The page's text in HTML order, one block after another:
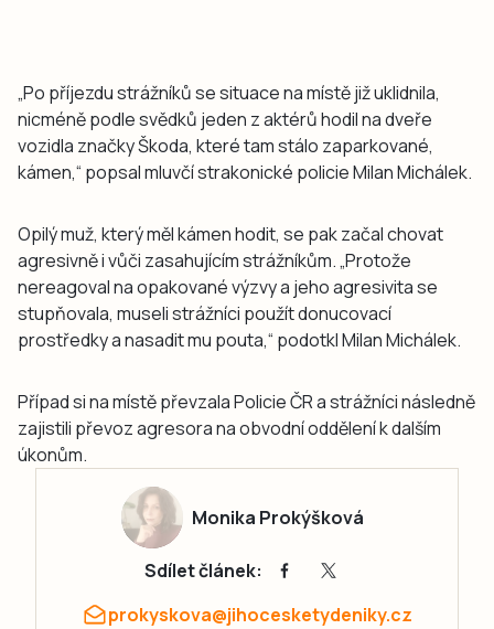
„Po příjezdu strážníků se situace na místě již uklidnila,
nicméně podle svědků jeden z aktérů hodil na dveře
vozidla značky Škoda, které tam stálo zaparkované,
kámen,“ popsal mluvčí strakonické policie Milan Michálek.
Opilý muž, který měl kámen hodit, se pak začal chovat
agresivně i vůči zasahujícím strážníkům. „Protože
nereagoval na opakované výzvy a jeho agresivita se
stupňovala, museli strážníci použít donucovací
prostředky a nasadit mu pouta,“ podotkl Milan Michálek.
Případ si na místě převzala Policie ČR a strážníci následně
zajistili převoz agresora na obvodní oddělení k dalším
úkonům.
Monika Prokýšková
Sdílet článek:
prokyskova@jihocesketydeniky.cz